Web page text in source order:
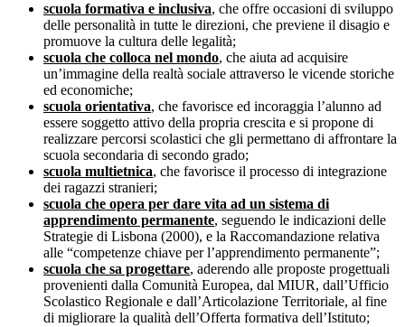
scuola formativa e inclusiva, che offre occasioni di sviluppo
delle personalità in tutte le direzioni, che previene il disagio e
promuove la cultura delle legalità;
scuola che colloca nel mondo, che aiuta ad acquisire
un’immagine della realtà sociale attraverso le vicende storiche
ed economiche;
scuola orientativa, che favorisce ed incoraggia l’alunno ad
essere soggetto attivo della propria crescita e si propone di
realizzare percorsi scolastici che gli permettano di affrontare la
scuola secondaria di secondo grado;
scuola multietnica, che favorisce il processo di integrazione
dei ragazzi stranieri;
scuola che opera per dare vita ad un sistema di
apprendimento permanente, seguendo le indicazioni delle
Strategie di Lisbona (2000), e la Raccomandazione relativa
alle “competenze chiave per l’apprendimento permanente”;
scuola che sa progettare, aderendo alle proposte progettuali
provenienti dalla Comunità Europea, dal MIUR, dall’Ufficio
Scolastico Regionale e dall’Articolazione Territoriale, al fine
di migliorare la qualità dell’Offerta formativa dell’Istituto;